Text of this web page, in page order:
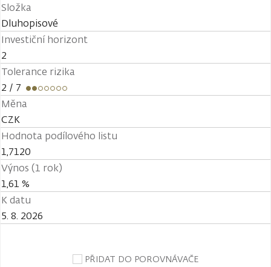
Složka
Dluhopisové
Investiční horizont
2
Tolerance rizika
2 / 7
Měna
CZK
Hodnota podílového listu
1,7120
Výnos (1 rok)
1,61 %
K datu
5. 8. 2026
PŘIDAT DO POROVNÁVAČE